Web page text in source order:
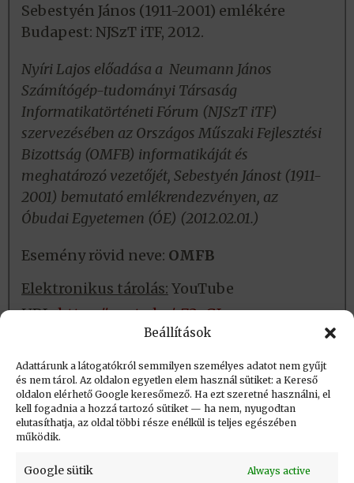
Beállítások
Adattárunk a látogatókról semmilyen személyes adatot nem gyűjt
és nem tárol. Az oldalon egyetlen elem használ sütiket: a Kereső
oldalon elérhető Google keresőmező. Ha ezt szeretné használni, el
kell fogadnia a hozzá tartozó sütiket — ha nem, nyugodtan
elutasíthatja, az oldal többi része enélkül is teljes egészében
működik.
Google sütik Always active
Sebestyén János (1911-2001) emlékére
Budapest: NJSzT iTF, 2012.
Nyíri Lajos előadása a Neumann János
Számítógép-tudományi Társaság
Informatikatörténeti Fórum (NJSzT iTF)
szervezésében az Országos Műszaki Fejlesztési
Bizottság (OMFB) informatikáját és
meghatározó vezetőjét, Sebestyén Jánost (1911-
2001) bemutató emlékrendezvényen, az
Óbudai Egyetemen (ÓE) (2012.02.01.)
Esemény rövid neve: OMFB
Elektronikus tárolás: YouTube
URL:https://youtu.be/r73yGJv-wow
Létrehozva: 2016.06.30. 13:15
Utolsó módosítás: 2023.09.01. 20:37